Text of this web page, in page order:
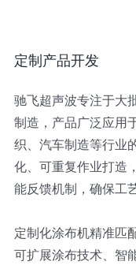
定制产品开发
驰飞超声波专注于大
制造，产品广泛应用
织、汽车制造等行业
化、可重复作业打造
能反馈机制，确保工
定制化涂布机精准匹
可扩展涂布技术、智